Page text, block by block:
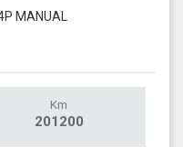
MANUAL
Km
201200